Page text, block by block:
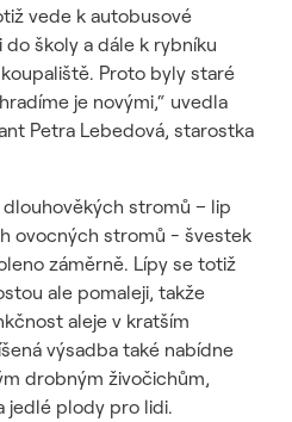
vede k autobusové
školy a dále k rybníku
Proto byly staré
je novými,“ uvedla
Petra Lebedová, starostka
stromů – lip
ovocných stromů - švestek
záměrně. Lípy se totiž
ale pomaleji, takže
aleje v kratším
výsadba také nabídne
drobným živočichům,
jedlé plody pro lidi.